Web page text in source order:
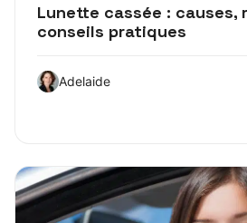
Lunette cassée : causes,
conseils pratiques
Adelaide